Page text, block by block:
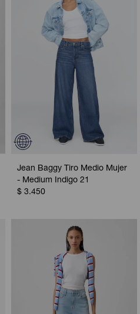
Jean Baggy Tiro Medio Mujer
- Medium Indigo 21
$ 3.450